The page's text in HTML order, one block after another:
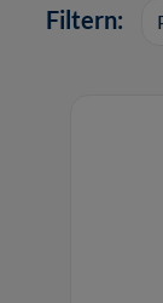
Filtern: